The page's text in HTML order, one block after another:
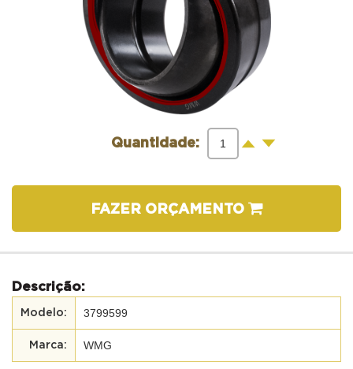
Quantidade: + -
FAZER ORÇAMENTO
Descrição:
3799599
WMG